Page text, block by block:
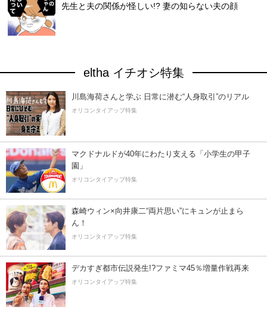
先生と夫の関係が怪しい!? 妻の知らない夫の顔
eltha イチオシ特集
川島海荷さんと学ぶ 日常に潜む“人身取引”のリアル
オリコンタイアップ特集
マクドナルドが40年にわたり支える「小学生の甲子
園」
オリコンタイアップ特集
森崎ウィン×向井康二“両片思い”にキュンが止まら
ん！
オリコンタイアップ特集
デカすぎ都市伝説発生!?ファミマ45％増量作戦再来
オリコンタイアップ特集